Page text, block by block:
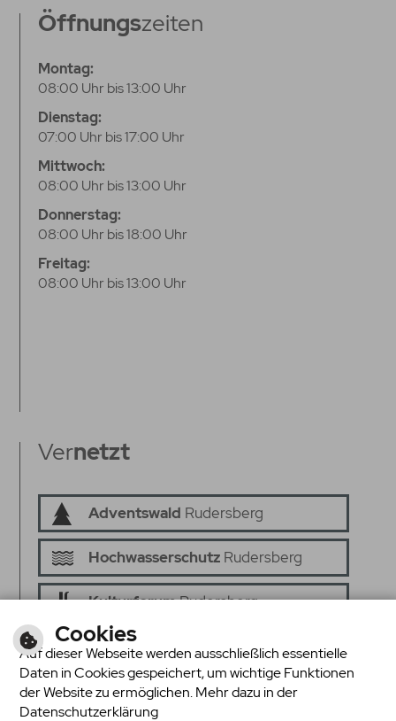
Öffnungszeiten
Montag:
08:00 Uhr bis 13:00 Uhr
Dienstag:
07:00 Uhr bis 17:00 Uhr
Mittwoch:
08:00 Uhr bis 13:00 Uhr
Donnerstag:
08:00 Uhr bis 18:00 Uhr
Freitag:
08:00 Uhr bis 13:00 Uhr
Vernetzt
Adventswald Rudersberg
HochwasserschutzRudersberg
KulturforumRudersberg
Senioren ins Netz
SeniorenratRudersberg
Cookies
Auf dieser Webseite werden ausschließlich essentielle
Daten in Cookies gespeichert, um wichtige Funktionen
der Website zu ermöglichen. Mehr dazu in der
Datenschutzerklärung